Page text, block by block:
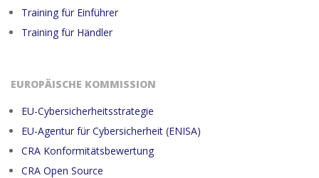
Training für Einführer
Training für Händler
EUROPÄISCHE KOMMISSION
EU-Cybersicherheitsstrategie
EU-Agentur für Cybersicherheit (ENISA)
CRA Konformitätsbewertung
CRA Open Source